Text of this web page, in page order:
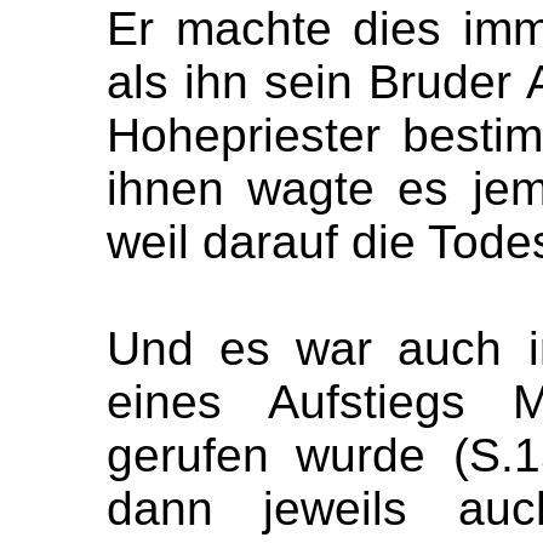
Er machte dies
als ihn sein Bruder
Hohepriester
ihnen wagte es
weil darauf die
Und es war auch
eines Aufstiegs
gerufen wurde
dann jeweils